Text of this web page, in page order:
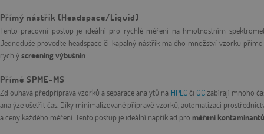
Přímý nástřik (Headspace/Liquid)
Tento pracovní postup je ideální pro rychlé měření na hmotnostním
Jednoduše proveďte headspace či kapalný nástřik malého množství vzorku
rychlýscreening výbušnin.
Přímé SPME-MS
Zdlouhavá předpříprava vzorků a separace analytů na HPLCči GCzabírají mnoho
analýze ušetřit čas. Díky minimalizované přípravě vzorků, automatizaci
a ceny každého měření. Tento postup je ideální například pro měření